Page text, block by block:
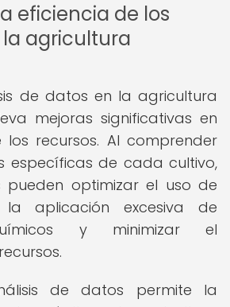
eficiencia de los
agricultura
de datos en la agricultura
mejoras significativas en
recursos. Al comprender
específicas de cada cultivo,
pueden optimizar el uso de
aplicación excesiva de
y minimizar el
de datos permite la